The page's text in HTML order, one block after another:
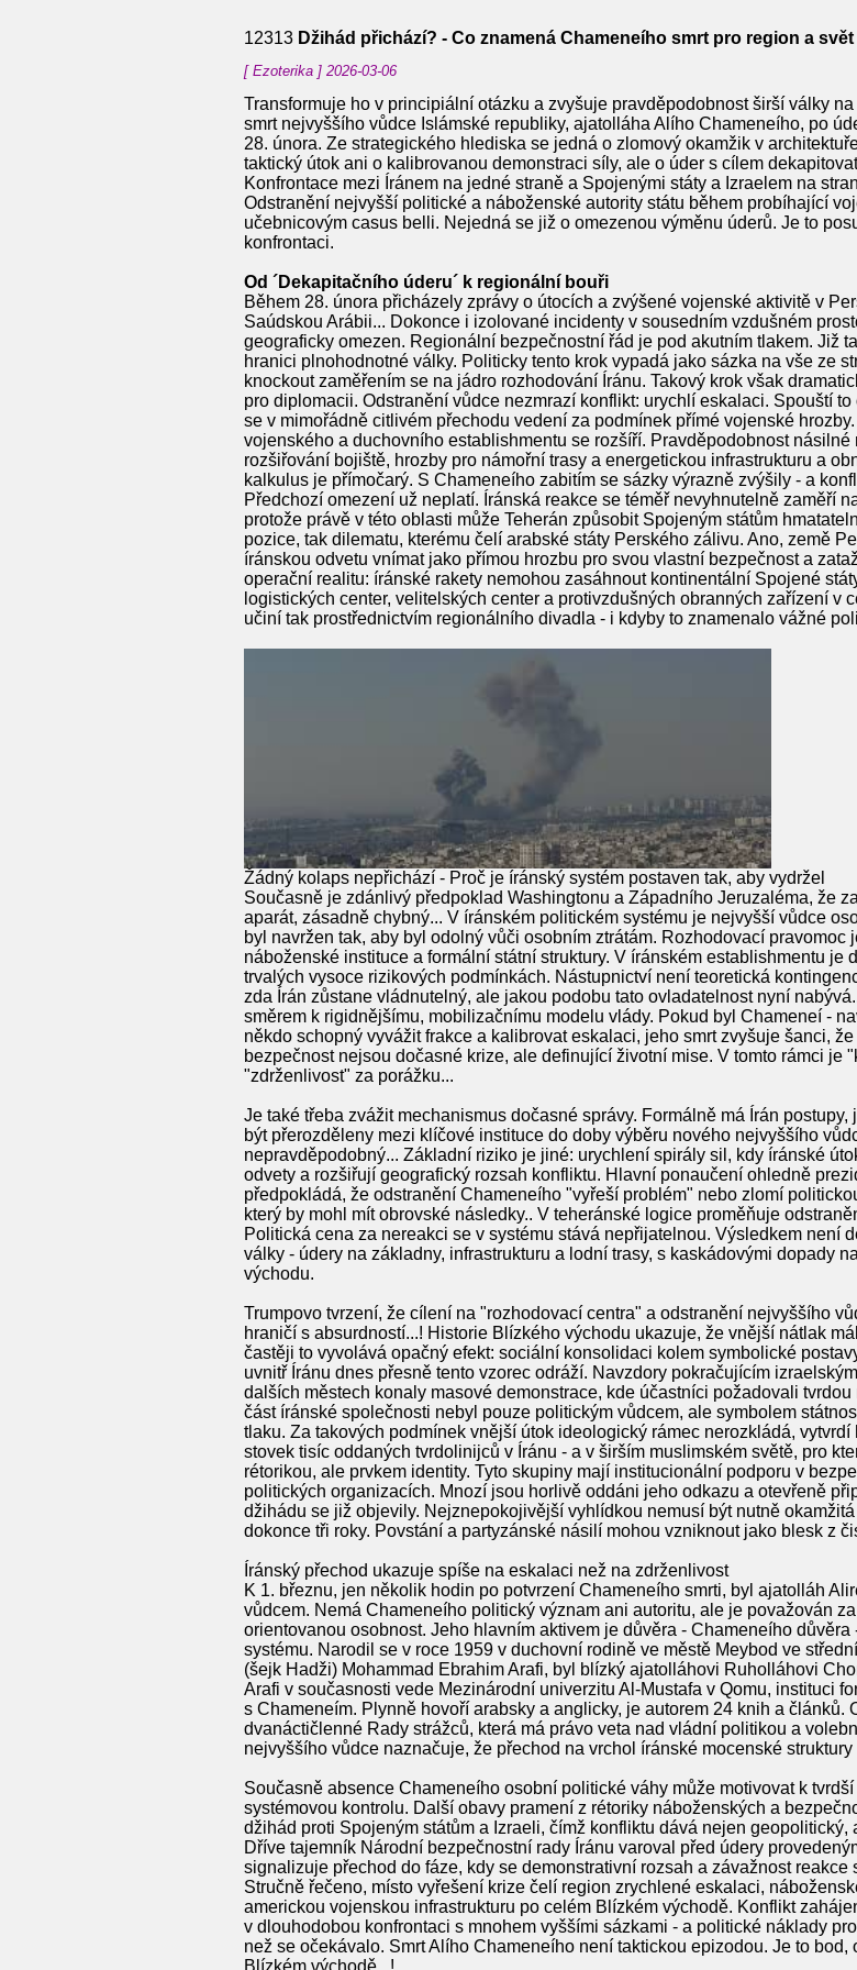
12313 Džihád přichází? - Co znamená Chameneího smrt pro region a svět
[ Ezoterika ] 2026-03-06
Transformuje ho v principiální otázku a zvyšuje pravděpodobnost širší války
smrt nejvyššího vůdce Islámské republiky, ajatolláha Alího Chameneího, po
28. února. Ze strategického hlediska se jedná o zlomový okamžik v
taktický útok ani o kalibrovanou demonstraci síly, ale o úder s cílem
Konfrontace mezi Íránem na jedné straně a Spojenými státy a Izraelem na
Odstranění nejvyšší politické a náboženské autority státu během probíhající
učebnicovým casus belli. Nejedná se již o omezenou výměnu úderů. Je to
konfrontaci.
Od ´Dekapitačního úderu´ k regionální bouři
Během 28. února přicházely zprávy o útocích a zvýšené vojenské aktivitě v
Saúdskou Arábii... Dokonce i izolované incidenty v sousedním vzdušném
geograficky omezen. Regionální bezpečnostní řád je pod akutním tlakem. Již
hranici plnohodnotné války. Politicky tento krok vypadá jako sázka na vše ze
knockout zaměřením se na jádro rozhodování Íránu. Takový krok však
pro diplomacii. Odstranění vůdce nezmrazí konflikt: urychlí eskalaci. Spouští
se v mimořádně citlivém přechodu vedení za podmínek přímé vojenské
vojenského a duchovního establishmentu se rozšíří. Pravděpodobnost
rozšiřování bojiště, hrozby pro námořní trasy a energetickou infrastrukturu a
kalkulus je přímočarý. S Chameneího zabitím se sázky výrazně zvýšily - a
Předchozí omezení už neplatí. Íránská reakce se téměř nevyhnutelně zaměří
protože právě v této oblasti může Teherán způsobit Spojeným státům
pozice, tak dilematu, kterému čelí arabské státy Perského zálivu. Ano, země
íránskou odvetu vnímat jako přímou hrozbu pro svou vlastní bezpečnost a
operační realitu: íránské rakety nemohou zasáhnout kontinentální Spojené
logistických center, velitelských center a protivzdušných obranných zařízení v
učiní tak prostřednictvím regionálního divadla - i kdyby to znamenalo vážné
Žádný kolaps nepřichází - Proč je íránský systém postaven tak, aby vydržel
Současně je zdánlivý předpoklad Washingtonu a Západního Jeruzaléma, že
aparát, zásadně chybný... V íránském politickém systému je nejvyšší vůdce
byl navržen tak, aby byl odolný vůči osobním ztrátám. Rozhodovací pravomoc
náboženské instituce a formální státní struktury. V íránském establishmentu
trvalých vysoce rizikových podmínkách. Nástupnictví není teoretická
zda Írán zůstane vládnutelný, ale jakou podobu tato ovladatelnost nyní
směrem k rigidnějšímu, mobilizačnímu modelu vlády. Pokud byl Chameneí -
někdo schopný vyvážit frakce a kalibrovat eskalaci, jeho smrt zvyšuje šanci,
bezpečnost nejsou dočasné krize, ale definující životní mise. V tomto rámci je
"zdrženlivost" za porážku...
Je také třeba zvážit mechanismus dočasné správy. Formálně má Írán
být přerozděleny mezi klíčové instituce do doby výběru nového nejvyššího
nepravděpodobný... Základní riziko je jiné: urychlení spirály sil, kdy íránské
odvety a rozšiřují geografický rozsah konfliktu. Hlavní ponaučení ohledně
předpokládá, že odstranění Chameneího "vyřeší problém" nebo zlomí
který by mohl mít obrovské následky.. V teheránské logice proměňuje
Politická cena za nereakci se v systému stává nepřijatelnou. Výsledkem není
války - údery na základny, infrastrukturu a lodní trasy, s kaskádovými dopady
východu.
Trumpovo tvrzení, že cílení na "rozhodovací centra" a odstranění nejvyššího
hraničí s absurdností...! Historie Blízkého východu ukazuje, že vnější nátlak
častěji to vyvolává opačný efekt: sociální konsolidaci kolem symbolické
uvnitř Íránu dnes přesně tento vzorec odráží. Navzdory pokračujícím
dalších městech konaly masové demonstrace, kde účastníci požadovali
část íránské společnosti nebyl pouze politickým vůdcem, ale symbolem
tlaku. Za takových podmínek vnější útok ideologický rámec nerozkládá,
stovek tisíc oddaných tvrdolinijců v Íránu - a v širším muslimském světě, pro
rétorikou, ale prvkem identity. Tyto skupiny mají institucionální podporu v
politických organizacích. Mnozí jsou horlivě oddáni jeho odkazu a otevřeně
džihádu se již objevily. Nejznepokojivější vyhlídkou nemusí být nutně
dokonce tři roky. Povstání a partyzánské násilí mohou vzniknout jako blesk z
Íránský přechod ukazuje spíše na eskalaci než na zdrženlivost
K 1. březnu, jen několik hodin po potvrzení Chameneího smrti, byl ajatolláh
vůdcem. Nemá Chameneího politický význam ani autoritu, ale je považován
orientovanou osobnost. Jeho hlavním aktivem je důvěra - Chameneího
systému. Narodil se v roce 1959 v duchovní rodině ve městě Meybod ve
(šejk Hadži) Mohammad Ebrahim Arafi, byl blízký ajatolláhovi Ruholláhovi
Arafi v současnosti vede Mezinárodní univerzitu Al-Mustafa v Qomu, instituci
s Chameneím. Plynně hovoří arabsky a anglicky, je autorem 24 knih a článků.
dvanáctičlenné Rady strážců, která má právo veta nad vládní politikou a
nejvyššího vůdce naznačuje, že přechod na vrchol íránské mocenské
Současně absence Chameneího osobní politické váhy může motivovat k
systémovou kontrolu. Další obavy pramení z rétoriky náboženských a
džihád proti Spojeným státům a Izraeli, čímž konfliktu dává nejen
Dříve tajemník Národní bezpečnostní rady Íránu varoval před údery
signalizuje přechod do fáze, kdy se demonstrativní rozsah a závažnost
Stručně řečeno, místo vyřešení krize čelí region zrychlené eskalaci,
americkou vojenskou infrastrukturu po celém Blízkém východě. Konflikt
v dlouhodobou konfrontaci s mnohem vyššími sázkami - a politické náklady
než se očekávalo. Smrt Alího Chameneího není taktickou epizodou. Je to
Blízkém východě...!